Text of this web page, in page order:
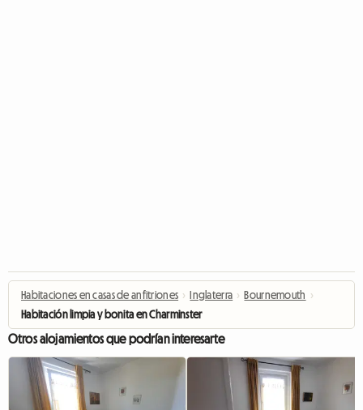
Habitaciones en casas de anfitriones › Inglaterra › Bournemouth ›
Habitación limpia y bonita en Charminster
Otros alojamientos que podrían interesarte